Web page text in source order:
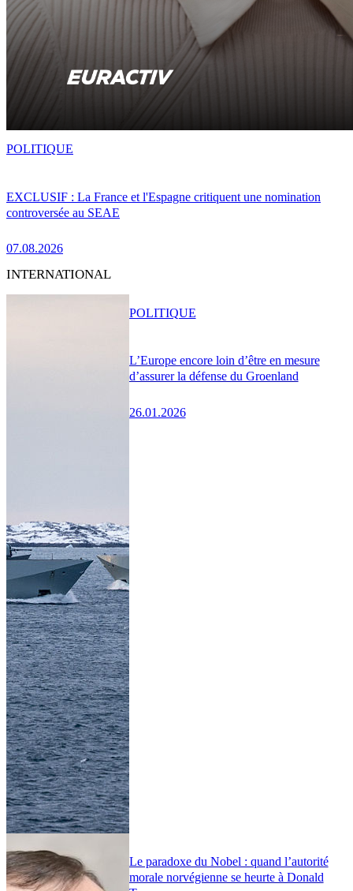
EXCLUSIF : La France et l'Espagne critiquent une nomination
controversée au SEAE
07.08.2026
POLITIQUE
INTERNATIONAL
L’Europe encore loin d’être en mesure
d’assurer la défense du Groenland
26.01.2026
POLITIQUE
Le paradoxe du Nobel : quand l’autorité
morale norvégienne se heurte à Donald